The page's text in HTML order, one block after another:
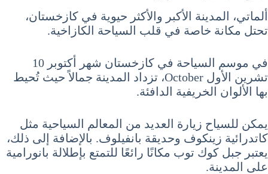
ألماتي، المدينة الأكبر والأكثر حيوية في كازخستان،
تحتل مكانة خاصة في قلب السياحة الكازاخية.
في موسم السياحة في كازخستان شهر أكتوبر 10
تشرين الأول October، تزداد المدينة جمالاً حيث تُحيط
بها الألوان الخريفية الدافئة.
يمكن للسياح زيارة العديد من المعالم السياحية مثل
كاتدرائية زينكوف وحديقة بانفيلوف. بالإضافة إلى ذلك،
يعتبر جبل كوك توب مكانًا رائعًا للتمتع بإطلالة بانورامية
على المدينة.